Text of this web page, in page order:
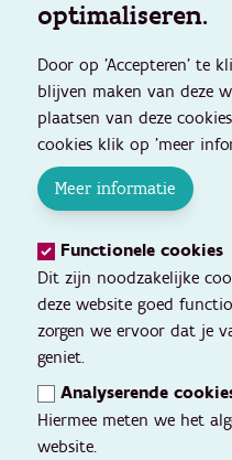
optimaliseren.
Door op 'Accepteren' te
blijven maken van deze
plaatsen van deze
cookies klik op 'meer
Meer informatie
Functionele cookies
Dit zijn noodzakelijke
deze website goed
zorgen we ervoor dat je
geniet.
Analyserende
Hiermee meten we het
website.